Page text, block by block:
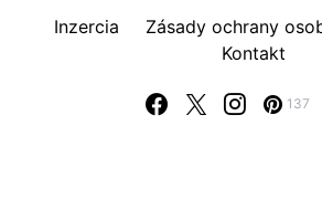
137
Inzercia
Zásady ochrany
Kontakt